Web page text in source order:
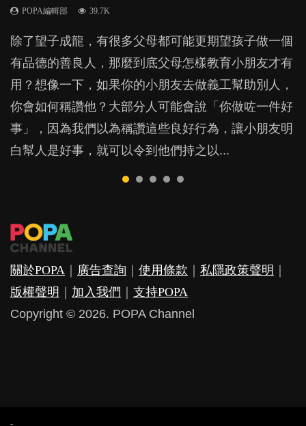
POPA編輯部 39.7K
除了望子成龍，有很多父母都可能更期望孩子做一個
有品德的善良人，那麼到底父母怎樣教育小朋友才有
用？想像一下，如果你的小朋友去做義工幫助別人，
你會如何稱讚他？大部分人可能會說「你做咗一件好
事」，因為我們以為稱讚這些良好行為，讓小朋友明
白幫人是好事，就可以令到他們持之以...
POPA編輯部 25.5K
BB最喜歡隨手拿起什麼都放入口中，有人說一旦養
成吮手指的習慣，大個就很難戒，但原來一刀切阻止
他們放東西入口，隨時會影響孩子的身心發展？...
POPA編輯部 36.2K
很多家長期望以time-out「暫停隔離法」，讓孩子跟
令他失控的情境隔離，從而有反思的空間。不過這方
法，卻隱藏著危機，隨時令孩子蒙受精神傷害？...
高及免疫系統？
亞太區兒科睡眠協會的調查發現，香港0至3歲的嬰幼
兒是全世界最晚入睡。你以為睡眠時間足夠便行？其
實何時入睡對孩子也有不少影響。...
事？
親子共讀的好處不需多說，但你和孩子看書講故事
時，會用書面語朗讀，還是用口語講？原來不同的方
式都各有影響？...
關於POPA 廣告查詢 使用條款 私隱政策聲明
版權聲明
加入我們
支持POPA
Copyright © 2026. POPA Channel